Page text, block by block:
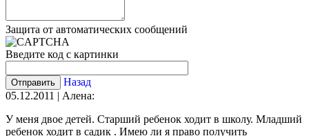
Защита от автоматических сообщений
Введите код с картинки
Назад
05.12.2011 | Алена:
У меня двое детей. Старший ребенок ходит в школу. Младший
ребенок ходит в садик . Имею ли я право получить